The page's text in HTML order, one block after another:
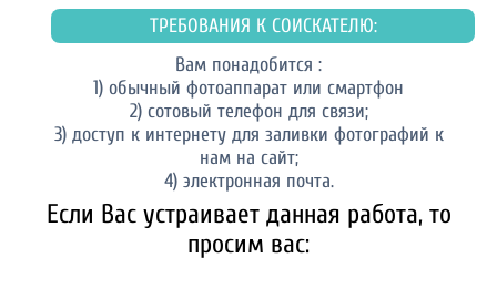
ТРЕБОВАНИЯ К СОИСКАТЕЛЮ:
Вам понадобится :
1) обычный фотоаппарат или смартфон
2) сотовый телефон для связи;
3) доступ к интернету для заливки фотографий к
нам на сайт;
4) электронная почта.
Если Вас устраивает данная работа, то
просим вас: